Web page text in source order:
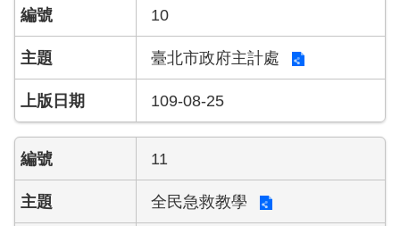
揭
弊
者
保
護
區
個
人
10
臺北市政府主計處
109-08-25
11
全民急救教學